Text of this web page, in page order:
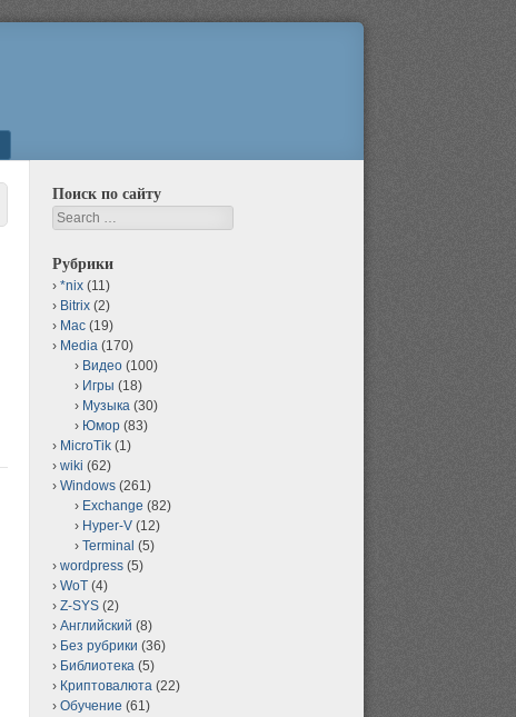
Поиск по сайту
Search
Рубрики
*nix (11)
Bitrix (2)
Mac (19)
Media (170)
Видео (100)
Игры (18)
Музыка (30)
Юмор (83)
MicroTik (1)
wiki (62)
Windows (261)
Exchange (82)
Hyper-V (12)
Terminal (5)
wordpress (5)
WoT (4)
Z-SYS (2)
Английский (8)
Без рубрики (36)
Библиотека (5)
Криптовалюта (22)
Обучение (61)